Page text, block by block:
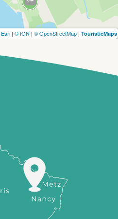
Esri | © IGN | © OpenStreetMap | TouristicMaps